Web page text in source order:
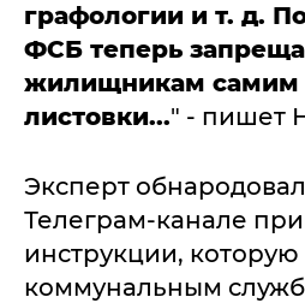
графологии и т. д.
ФСБ теперь
жилищникам самим
листовки..." - пишет
Эксперт
Телеграм-канале
инструкции, которую
коммунальным